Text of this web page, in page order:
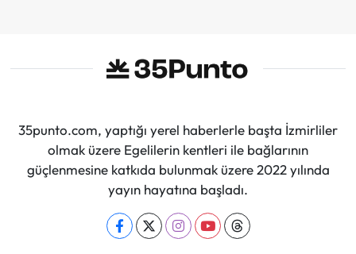
35punto.com, yaptığı yerel haberlerle başta İzmirliler
olmak üzere Egelilerin kentleri ile bağlarının
güçlenmesine katkıda bulunmak üzere 2022 yılında
yayın hayatına başladı.